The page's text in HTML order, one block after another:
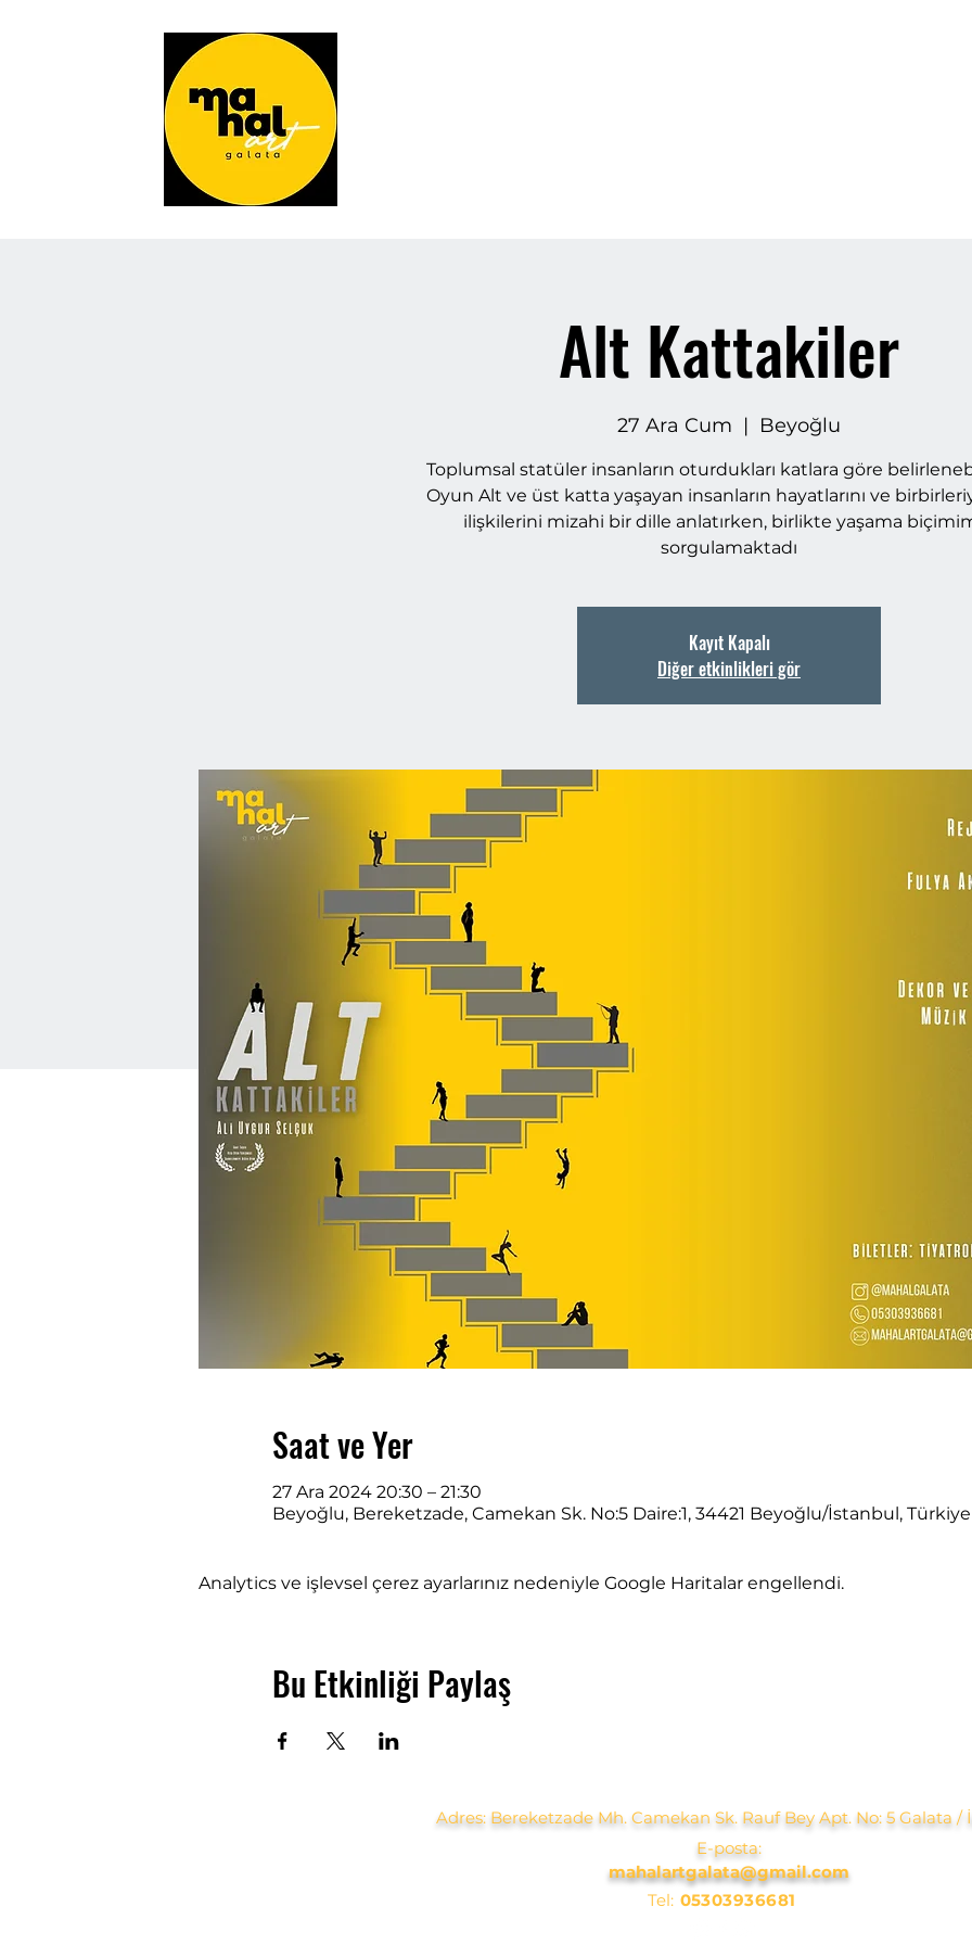
Alt Kattakiler
27 Ara Cum
  |
Beyoğlu
Toplumsal statüler insanların oturdukları katlara göre
Oyun Alt ve üst katta yaşayan insanların hayatlarını ve
ilişkilerini mizahi bir dille anlatırken, birlikte yaşama
sorgulamaktadı
Kayıt Kapalı
Diğer etkinlikleri gör
Saat ve Yer
27 Ara 2024 20:30 – 21:30
Beyoğlu, Bereketzade, Camekan Sk. No:5 Daire:1, 34421 Beyoğlu/İstanbul, Türkiye
Analytics ve işlevsel çerez ayarlarınız nedeniyle Google Haritalar engellendi.
Bu Etkinliği Paylaş
Adres: Bereketzade Mh. Camekan Sk. Rauf Bey Apt. No: 5 Galata /
E-posta:
mahalartgalata@gmail.com
Tel: 05303936681